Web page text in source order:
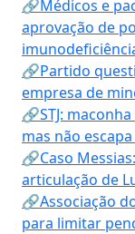
🔗Médicos e
aprovação de
🔗Partido
empresa de
🔗STJ:
mas não
🔗Caso
articulação de
🔗Associação
para limitar